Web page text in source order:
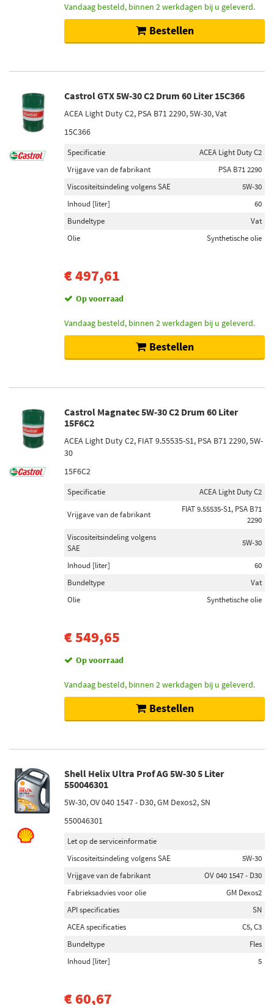
Vandaag besteld, binnen 2 werkdagen bij u geleverd.
Bestellen
Castrol GTX 5W-30 C2 Drum 60 Liter 15C366
ACEA Light Duty C2, PSA B71 2290, 5W-30, Vat
15C366
Specificatie
ACEA Light Duty C2
Vrijgave van de fabrikant
PSA B71 2290
Viscositeitsindeling volgens SAE
5W-30
Inhoud [liter]
60
Bundeltype
Vat
Olie
Synthetische olie
€ 497,61
Op voorraad
Vandaag besteld, binnen 2 werkdagen bij u geleverd.
Bestellen
Castrol Magnatec 5W-30 C2 Drum 60 Liter
15F6C2
ACEA Light Duty C2, FIAT 9.55535-S1, PSA B71 2290, 5W-
30
15F6C2
Specificatie ACEA Light Duty C2
Vrijgave van de fabrikant
FIAT 9.55535-S1, PSA B71
2290
Viscositeitsindeling volgens
SAE
5W-30
Inhoud [liter]
60
Bundeltype
Vat
Olie
Synthetische olie
€ 549,65
Op voorraad
Vandaag besteld, binnen 2 werkdagen bij u geleverd.
Bestellen
Shell Helix Ultra Prof AG 5W-30 5 Liter
550046301
5W-30, OV 040 1547 - D30, GM Dexos2, SN
550046301
Let op de serviceinformatie
Viscositeitsindeling volgens SAE
5W-30
Vrijgave van de fabrikant
OV 040 1547 - D30
Fabrieksadvies voor olie
GM Dexos2
API specificaties
SN
ACEA specificaties
C5, C3
Bundeltype
Fles
Inhoud [liter]
5
€ 60,67